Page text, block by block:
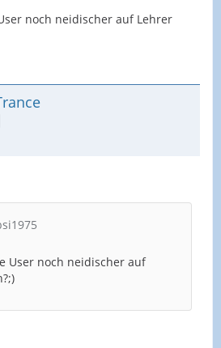
der Mehrarbeit in der Schule
missverstanden werde: Es
ich den Familien das Geld
noch neidischer auf Lehrer
User noch neidischer auf